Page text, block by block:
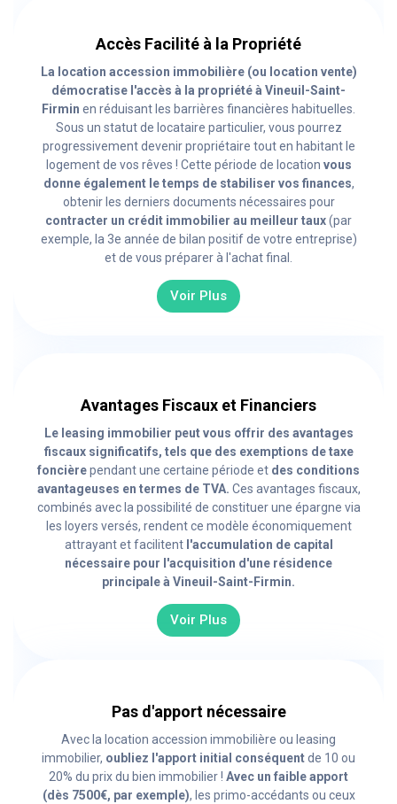
Accès Facilité à la Propriété
La location accession immobilière (ou location vente)
démocratise l'accès à la propriété à Vineuil-Saint-
Firmin en réduisant les barrières financières habituelles.
Sous un statut de locataire particulier, vous pourrez
progressivement devenir propriétaire tout en habitant le
logement de vos rêves ! Cette période de location vous
donne également le temps de stabiliser vos finances,
obtenir les derniers documents nécessaires pour
contracter un crédit immobilier au meilleur taux(par
exemple, la 3e année de bilan positif de votre entreprise)
et de vous préparer à l'achat final.
Voir Plus
Avantages Fiscaux et Financiers
Le leasing immobilier peut vous offrir des avantages
fiscaux significatifs, tels que des exemptions de taxe
foncièrependant une certaine période et des conditions
avantageuses en termes de TVA. Ces avantages fiscaux,
combinés avec la possibilité de constituer une épargne via
les loyers versés, rendent ce modèle économiquement
attrayant et facilitent l'accumulation de capital
nécessaire pour l'acquisition d'une résidence
principale à Vineuil-Saint-Firmin.
Voir Plus
Pas d'apport nécessaire
Avec la location accession immobilière ou leasing
immobilier, oubliez l'apport initial conséquentde 10 ou
20% du prix du bien immobilier ! Avec un faible apport
(dès 7500€, par exemple), les primo-accédants ou ceux